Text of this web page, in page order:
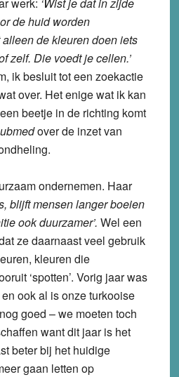
de huid worden
de kleuren doen iets
zelf. Die voedt je cellen.’
ik besluit tot een zoekactie
over. Het enige wat ik kan
beetje in de richting komt
over de inzet van
ondernemen. Haar
blijft mensen langer boeien
ook duurzamer’. Wel een
ze daarnaast veel gebruik
kleuren die
‘spotten’. Vorig jaar was
ook al is onze turkooise
goed – we moeten toch
want dit jaar is het
beter bij het huidige
gaan letten op